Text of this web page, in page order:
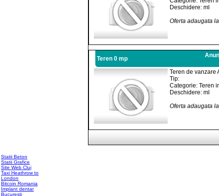
Deschidere: ml
Oferta adaugata
Teren 0 mp
Teren de vanzare
Tip:
Categorie: Teren
Deschidere: ml
Oferta adaugata
Statii Beton
Statii Grafice
Site Web Cluj
Taxi Heathrow to
London
Bitcoin Romania
Implant dentar
Bucuresti